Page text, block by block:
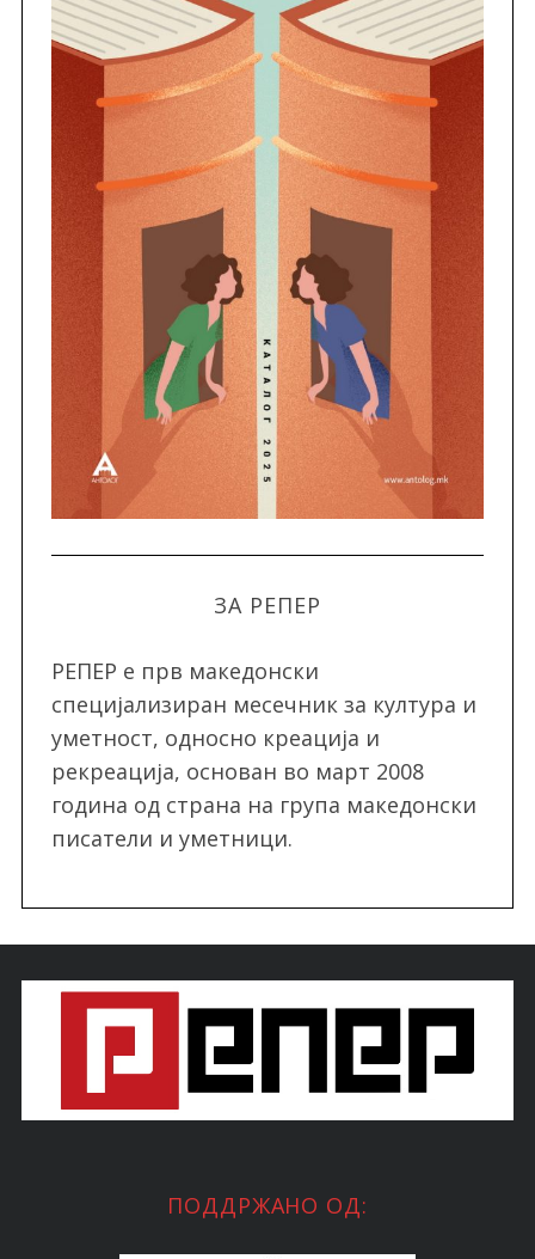
ЗА РЕПЕР
РЕПЕР e прв македонски
специјализиран месечник за култура и
уметност, односно креација и
рекреација, oснован во март 2008
година од страна на група македонски
писатели и уметници.
ПОДДРЖАНО ОД: